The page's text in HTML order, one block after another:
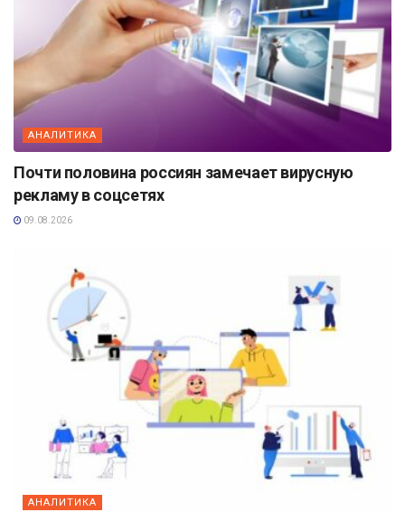
АНАЛИТИКА
Почти половина россиян замечает вирусную
рекламу в соцсетях
09.08.2026
АНАЛИТИКА